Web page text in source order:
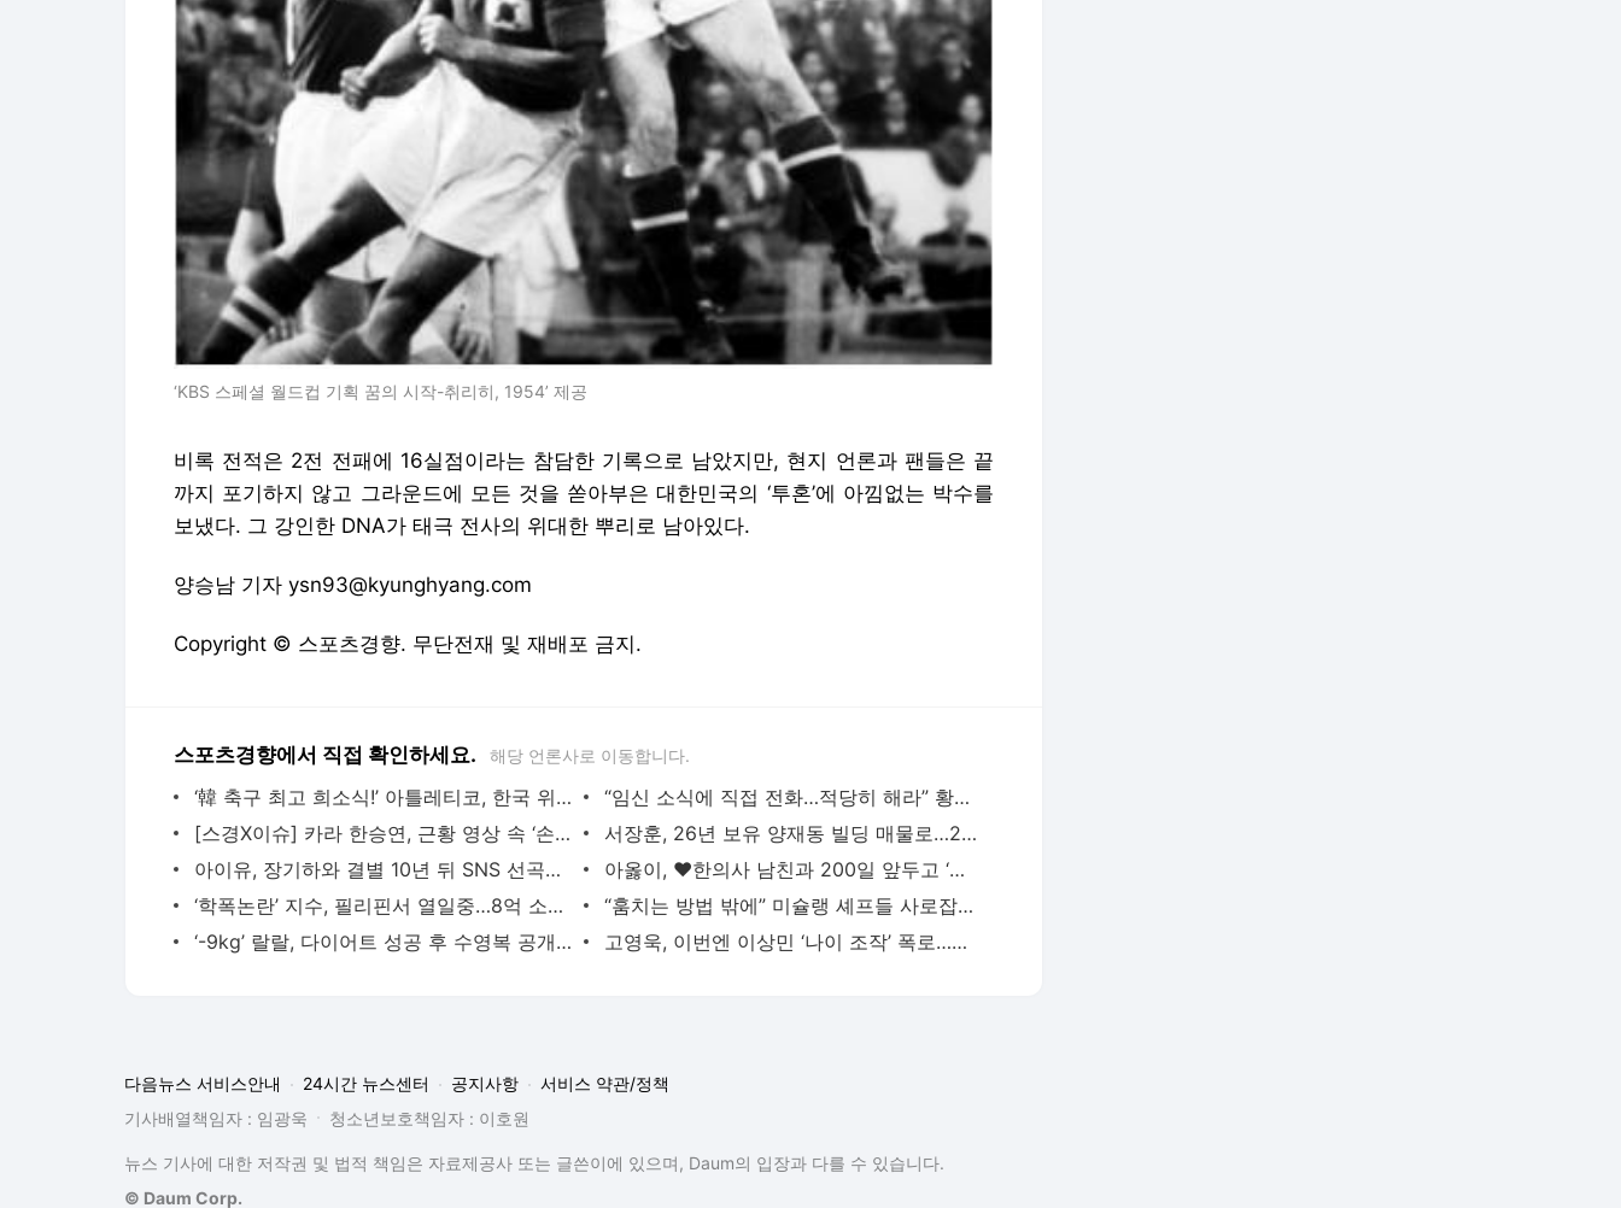
‘KBS 스페셜 월드컵 기획 꿈의 시작-취리히, 1954’ 제공
비록 전적은 2전 전패에 16실점이라는 참담한 기록으로 남았지만, 현지 언론과 팬들은 끝
까지 포기하지 않고 그라운드에 모든 것을 쏟아부은 대한민국의 ‘투혼’에 아낌없는 박수를
보냈다. 그 강인한 DNA가 태극 전사의 위대한 뿌리로 남아있다.
양승남 기자 ysn93@kyunghyang.com
Copyright © 스포츠경향. 무단전재 및 재배포 금지.
스포츠경향에서 직접 확인하세요. 해당 언론사로 이동합니다.
‘韓 축구 최고 희소식!’ 아틀레티코, 한국 위해 ‘경기 시간’ 바꾼다→“아시아 시청 시간
“임신 소식에 직접 전화…적당히 해라” 황정민 팬 B씨, 폭로자 A씨에 일갈
[스경X이슈] 카라 한승연, 근황 영상 속 ‘손 떨림’ 포착…건강 이상설 확산
서장훈, 26년 보유 양재동 빌딩 매물로…28억→450억 껑충
아이유, 장기하와 결별 10년 뒤 SNS 선곡에…“♥윤가이 있는데 굳이?” 갑론을박
아옳이, ♥한의사 남친과 200일 앞두고 ‘프러포즈급’ 이벤트 공개
‘학폭논란’ 지수, 필리핀서 열일중…8억 소송 끝내고 필리핀서 함박웃음
“훔치는 방법 밖에” 미슐랭 셰프들 사로잡은 선재스님의 발효 장독대(어서와 한국은 처음이지
‘-9kg’ 랄랄, 다이어트 성공 후 수영복 공개 “빠른 시간에 돼지로…”
고영욱, 이번엔 이상민 ‘나이 조작’ 폭로…끊임없는 연예인 저격 ‘구설’
다음뉴스 서비스안내 24시간 뉴스센터 공지사항
서비스 약관/정책
기사배열책임자 : 임광욱
청소년보호책임자 : 이호원
뉴스 기사에 대한 저작권 및 법적 책임은 자료제공사 또는 글쓴이에 있으며, Daum의 입장과 다를 수 있습니다.
© Daum Corp.